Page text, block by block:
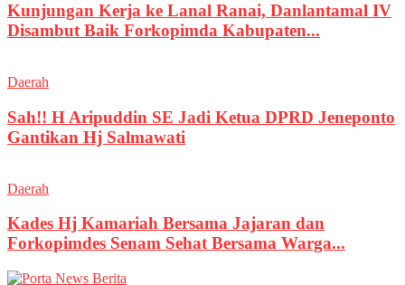
Kunjungan Kerja ke Lanal Ranai, Danlantamal IV
Disambut Baik Forkopimda Kabupaten...
Daerah
Sah!! H Aripuddin SE Jadi Ketua DPRD Jeneponto
Gantikan Hj Salmawati
Daerah
Kades Hj Kamariah Bersama Jajaran dan
Forkopimdes Senam Sehat Bersama Warga...